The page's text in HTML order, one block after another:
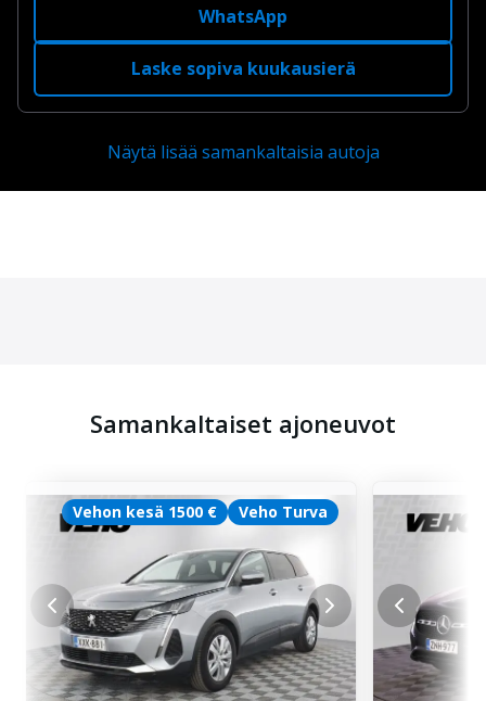
WhatsApp
Laske sopiva kuukausierä
Näytä lisää samankaltaisia autoja
Samankaltaiset ajoneuvot
Vehon kesä 1500 € Veho Turva